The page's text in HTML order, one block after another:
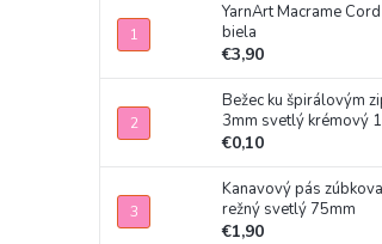
YarnArt Macrame
biela
€3,90
Bežec ku špirálovým
3mm svetlý krémový
€0,10
Kanavový pás
režný svetlý 75mm
€1,90